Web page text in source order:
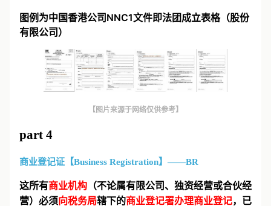
图例为中国香港公司NNC1文件即法团成立表格（股份
有限公司）
【图片来源于网络仅供参考】
part 4
商业登记证【Business Registration】——BR
这所有商业机构 （不论属有限公司、独资经营或合伙经
营）必须向税务局辖下的商业登记署办理商业登记，已